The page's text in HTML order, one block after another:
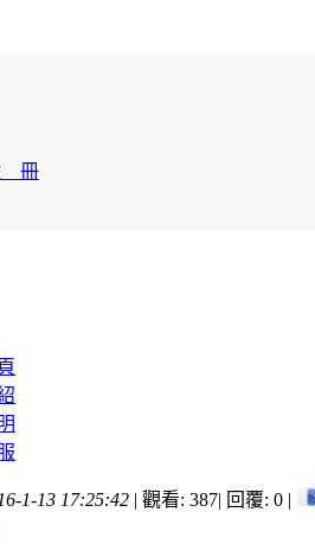
冊
1-13 17:25:42 | 觀看: 387| 回覆: 0 |